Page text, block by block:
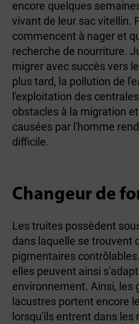
encore quelques
vivant de leur sac vitellin.
commencent à nager et
recherche de nourriture.
migrer avec succès vers
plus tard, la pollution de
l'exploitation des
obstacles à la migration
causées par l'homme
difficile.
Changeur de
Les truites possèdent
dans laquelle se trouvent
pigmentaires
elles peuvent ainsi
environnement. Ainsi, les
lacustres portent encore
lorsqu'ils entrent dans